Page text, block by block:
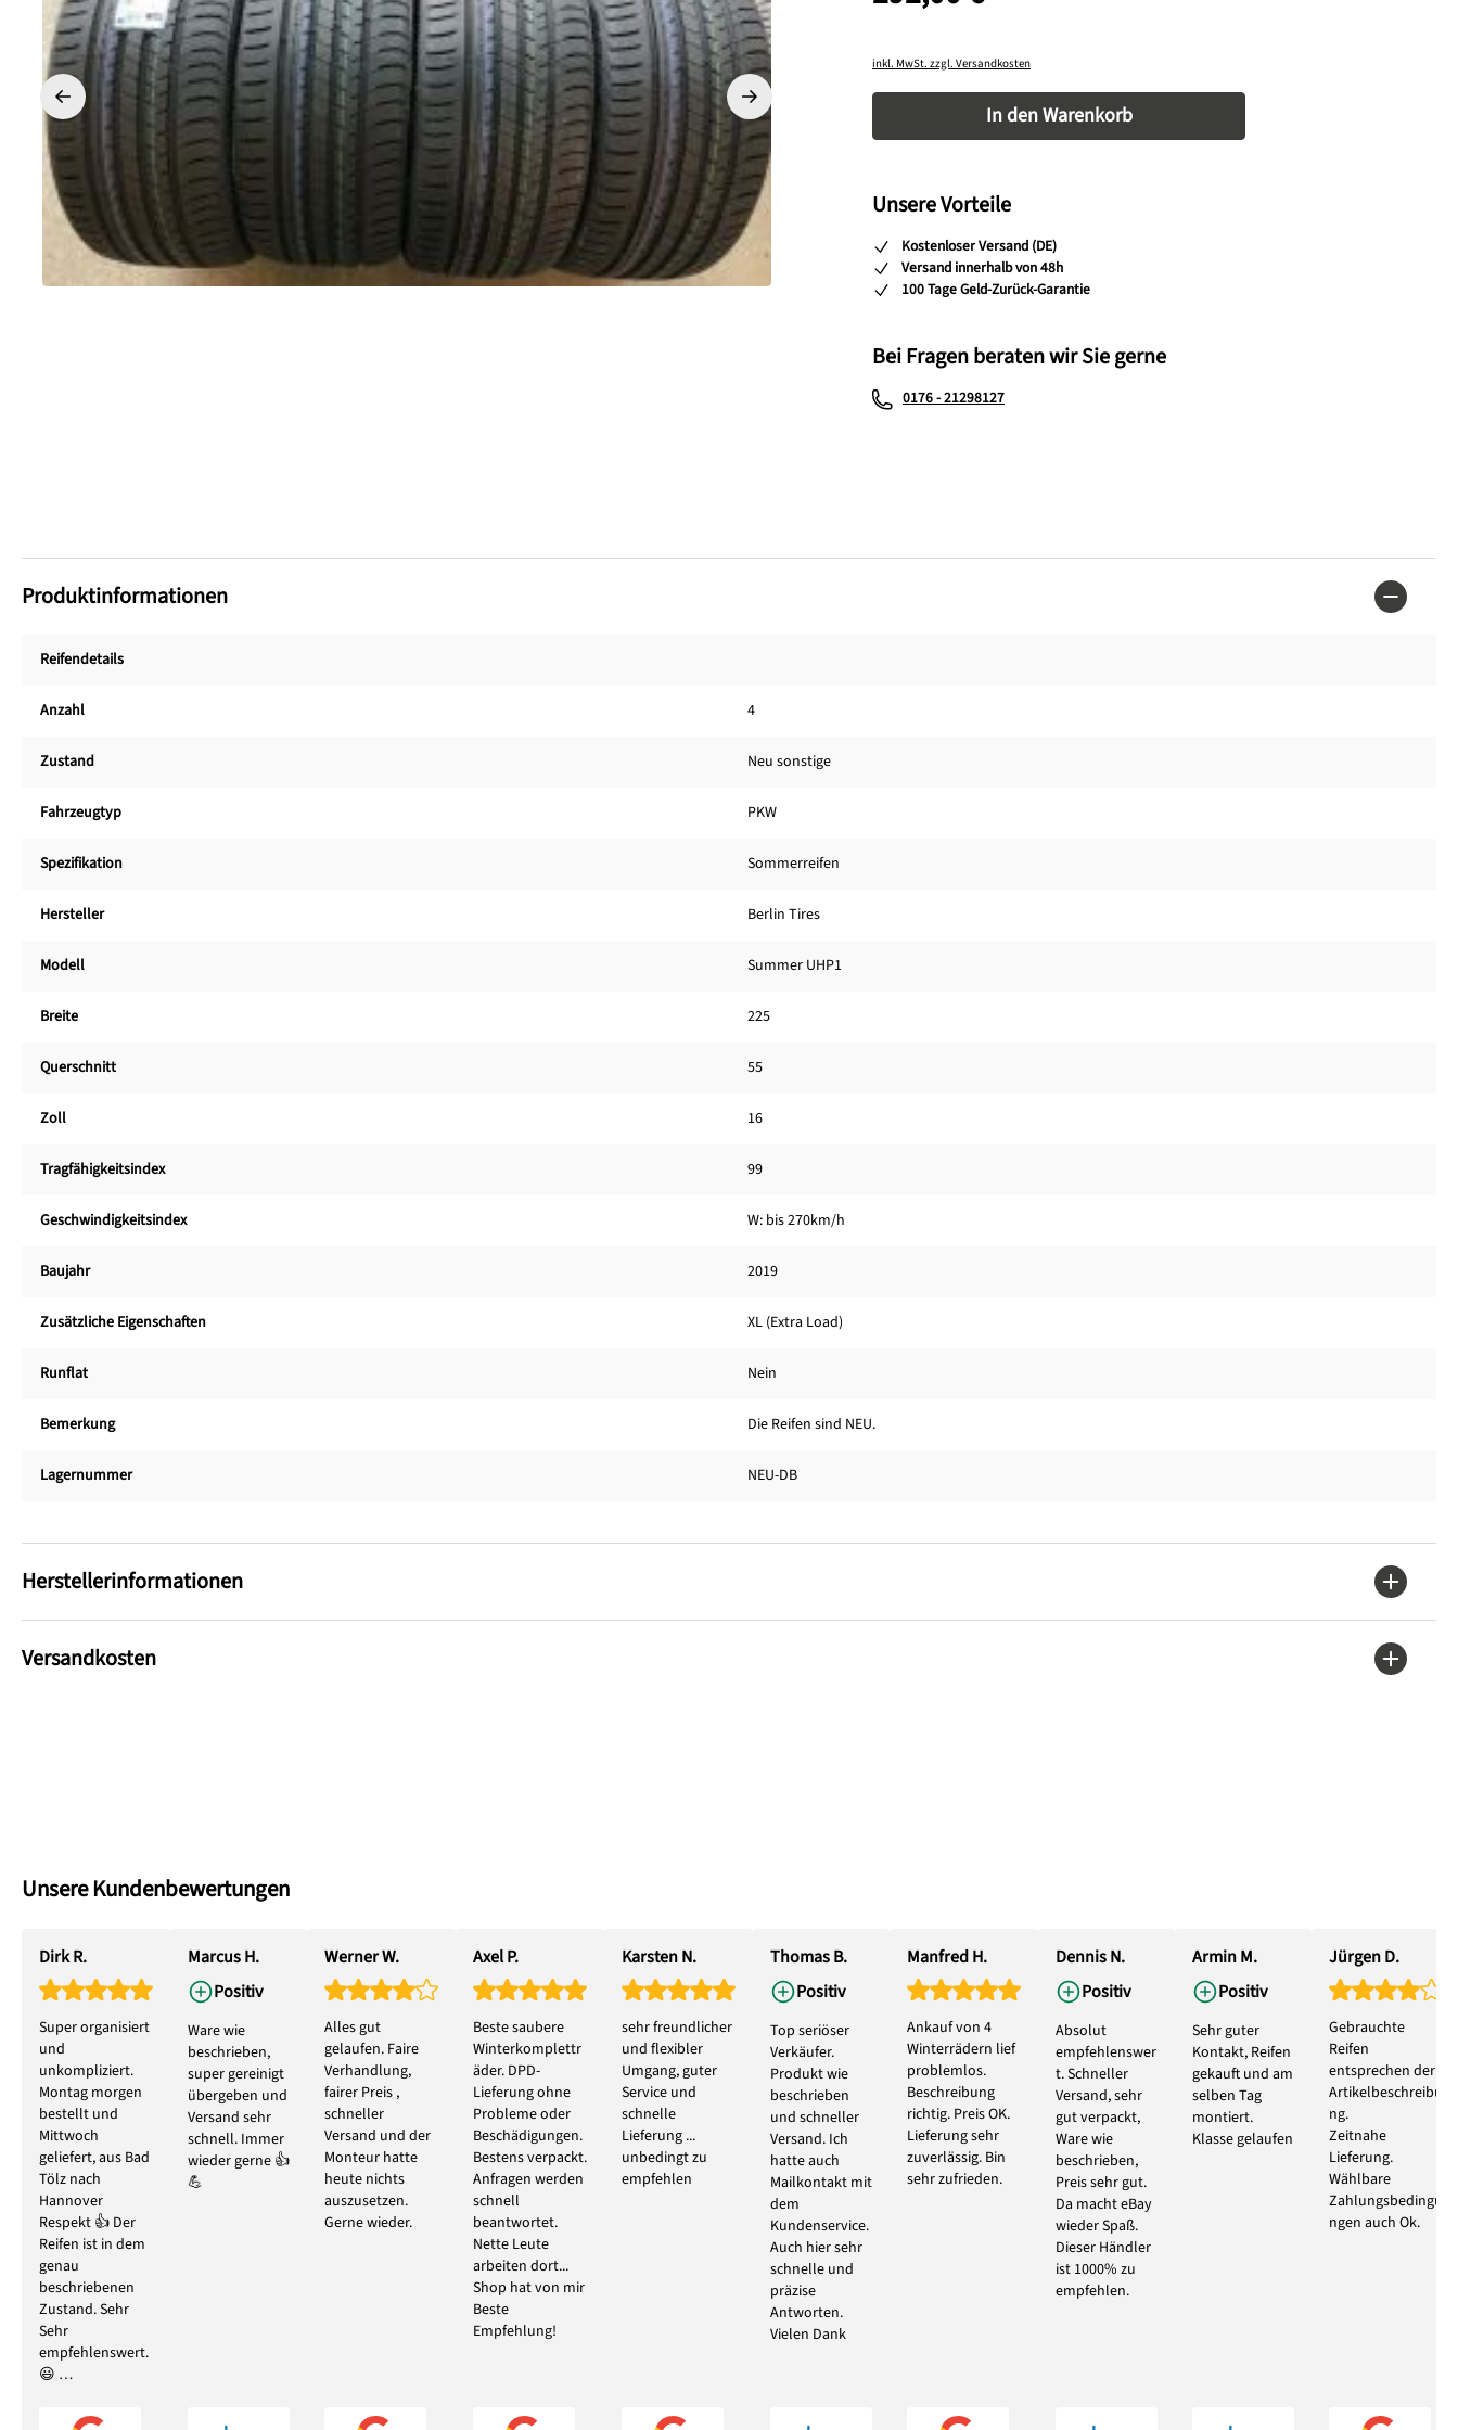
inkl. MwSt. zzgl. Versandkosten
Produkt Anzahl: Gib den gewünschten Wert ein oder
In den Warenkorb
Unsere Vorteile
Kostenloser Versand (DE)
Versand innerhalb von 48h
100 Tage Geld-Zurück-Garantie
Bei Fragen beraten wir Sie gerne
0176 - 21298127
Produktinformationen
Reifendetails
Anzahl 4
Zustand Neu sonstige
Fahrzeugtyp PKW
Spezifikation Sommerreifen
Hersteller Berlin Tires
Modell Summer UHP1
Breite 225
Querschnitt 55
Zoll 16
Tragfähigkeitsindex 99
Geschwindigkeitsindex W: bis 270km/h
Baujahr 2019
Zusätzliche Eigenschaften XL (Extra Load)
Runflat Nein
Bemerkung Die Reifen sind NEU.
Lagernummer NEU-DB
Herstellerinformationen
Versandkosten
Unsere Kundenbewertungen
Dirk R.
Super organisiert
und
unkompliziert.
Montag morgen
bestellt und
Mittwoch
geliefert, aus Bad
Tölz nach
Hannover
Respekt 👍 Der
Reifen ist in dem
genau
beschriebenen
Zustand. Sehr
Sehr
empfehlenswert.
😃 …
Marcus H.
Positiv
Ware wie
beschrieben,
super gereinigt
übergeben und
Versand sehr
schnell. Immer
wieder gerne 👍
💪
Werner W.
Alles gut
gelaufen. Faire
Verhandlung,
fairer Preis ,
schneller
Versand und der
Monteur hatte
heute nichts
auszusetzen.
Gerne wieder.
Axel P.
Beste saubere
Winterkomplettr
äder. DPD-
Lieferung ohne
Probleme oder
Beschädigungen.
Bestens verpackt.
Anfragen werden
schnell
beantwortet.
Nette Leute
arbeiten dort...
Shop hat von mir
Beste
Empfehlung!
Karsten N.
sehr freundlicher
und flexibler
Umgang, guter
Service und
schnelle
Lieferung ...
unbedingt zu
empfehlen
Thomas B.
Positiv
Top seriöser
Verkäufer.
Produkt wie
beschrieben
und schneller
Versand. Ich
hatte auch
Mailkontakt mit
dem
Kundenservice.
Auch hier sehr
schnelle und
präzise
Antworten.
Vielen Dank
Manfred H.
Ankauf von 4
Winterrädern lief
problemlos.
Beschreibung
richtig. Preis OK.
Lieferung sehr
zuverlässig. Bin
sehr zufrieden.
Dennis N.
Positiv
Absolut
empfehlenswer
t. Schneller
Versand, sehr
gut verpackt,
Ware wie
beschrieben,
Preis sehr gut.
Da macht eBay
wieder Spaß.
Dieser Händler
ist 1000% zu
empfehlen.
Armin M.
Positiv
Sehr guter
Kontakt, Reifen
gekauft und am
selben Tag
montiert.
Klasse gelaufen
Jürgen D.
Gebrauchte
Reifen
entsprechen der
Artikelbeschreibu
ng.
Zeitnahe
Lieferung.
Wählbare
Zahlungsbedingu
ngen auch Ok.